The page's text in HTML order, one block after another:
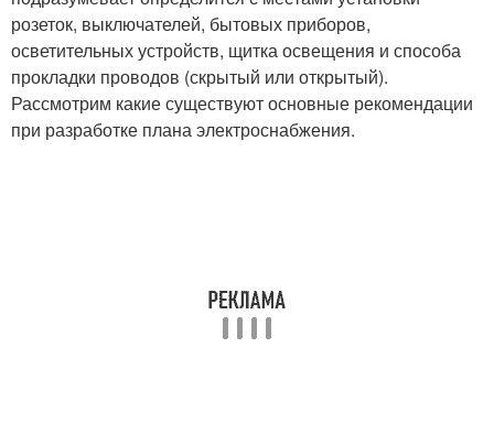
розеток, выключателей, бытовых приборов,
осветительных устройств, щитка освещения и способа
прокладки проводов (скрытый или открытый).
Рассмотрим какие существуют основные рекомендации
при разработке плана электроснабжения.